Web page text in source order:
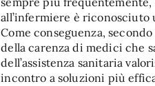
all’infermiere è riconosciuto
Come conseguenza,
della carenza di medici che
dell’assistenza sanitaria
incontro a soluzioni più